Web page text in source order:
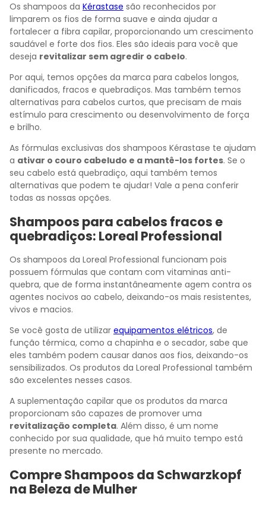
Os shampoos da Kérastase são reconhecidos por
limparem os fios de forma suave e ainda ajudar a
fortalecer a fibra capilar, proporcionando um crescimento
saudável e forte dos fios. Eles são ideais para você que
deseja revitalizar sem agredir o cabelo.
Por aqui, temos opções da marca para cabelos longos,
danificados, fracos e quebradiços. Mas também temos
alternativas para cabelos curtos, que precisam de mais
estímulo para crescimento ou desenvolvimento de força
e brilho.
As fórmulas exclusivas dos shampoos Kérastase te ajudam
a ativar o couro cabeludo e a mantê-los fortes. Se o
seu cabelo está quebradiço, aqui também temos
alternativas que podem te ajudar! Vale a pena conferir
todas as nossas opções.
Shampoos para cabelos fracos e
quebradiços: Loreal Professional
Os shampoos da Loreal Professional funcionam pois
possuem fórmulas que contam com vitaminas anti-
quebra, que de forma instantâneamente agem contra os
agentes nocivos ao cabelo, deixando-os mais resistentes,
vivos e macios.
Se você gosta de utilizar equipamentos elétricos, de
função térmica, como a chapinha e o secador, sabe que
eles também podem causar danos aos fios, deixando-os
sensibilizados. Os produtos da Loreal Professional também
são excelentes nesses casos.
A suplementação capilar que os produtos da marca
proporcionam são capazes de promover uma
revitalização completa. Além disso, é um nome
conhecido por sua qualidade, que há muito tempo está
presente no mercado.
Compre Shampoos da Schwarzkopf
na Beleza de Mulher